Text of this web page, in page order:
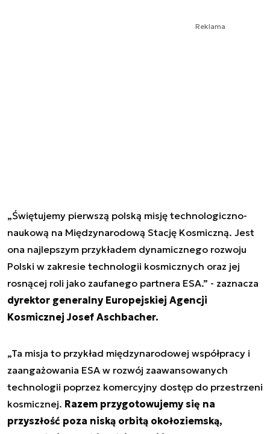
Reklama
„Świętujemy pierwszą polską misję technologiczno-
naukową na Międzynarodową Stację Kosmiczną. Jest
ona najlepszym przykładem dynamicznego rozwoju
Polski w zakresie technologii kosmicznych oraz jej
rosnącej roli jako zaufanego partnera ESA.” - zaznacza
dyrektor generalny Europejskiej Agencji
Kosmicznej Josef Aschbacher.
„Ta misja to przykład międzynarodowej współpracy i
zaangażowania ESA w rozwój zaawansowanych
technologii poprzez komercyjny dostęp do przestrzeni
kosmicznej. Razem przygotowujemy się na
przyszłość poza niską orbitą okołoziemską,